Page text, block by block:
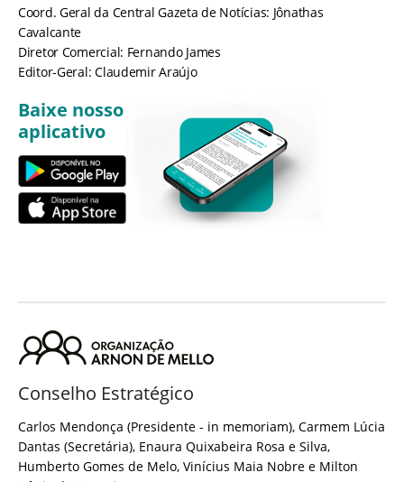
Coord. Geral da Central Gazeta de Notícias: Jônathas
Cavalcante
Diretor Comercial: Fernando James
Editor-Geral: Claudemir Araújo
Baixe nosso
aplicativo
Conselho Estratégico
Carlos Mendonça (Presidente - in memoriam), Carmem Lúcia
Dantas (Secretária), Enaura Quixabeira Rosa e Silva,
Humberto Gomes de Melo, Vinícius Maia Nobre e Milton